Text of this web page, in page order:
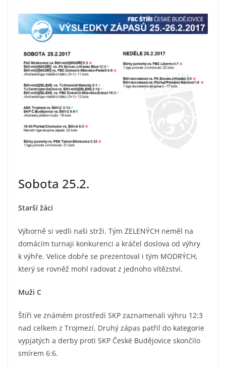
Sobota 25.2.
Starší žáci
Výborně si vedli naši strži. Tým ZELENÝCH neměl na
domácím turnaji konkurenci a kráčel doslova od výhry
k výhře. Velice dobře se prezentoval i tým MODRÝCH,
který se rovněž mohl radovat z jednoho vítězství.
Muži C
Štíři ve známém prostředí SKP zaznamenali výhru 12:3
nad celkem z Trojmezí. Druhý zápas patřil do kategorie
vypjatých a derby proti SKP České Budějovice skončilo
smírem 6:6.